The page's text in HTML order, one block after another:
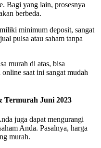
Bagi yang lain, prosesnya
berbeda.
minimum deposit, sangat
pulsa atau saham tanpa
murah di atas, bisa
saat ini sangat mudah
Termurah Juni 2023
juga dapat mengurangi
Anda. Pasalnya, harga
murah.